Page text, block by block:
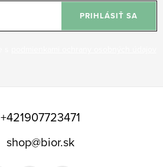
PRIHLÁSIŤ SA
+421907723471
shop@bior.sk